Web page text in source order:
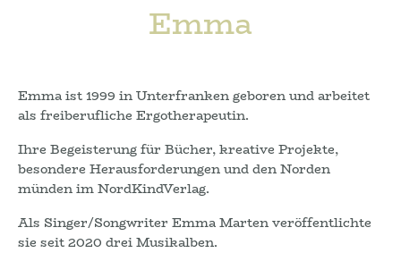
Emma
Emma ist 1999 in Unterfranken geboren und arbeitet
als freiberufliche Ergotherapeutin.
Ihre Begeisterung für Bücher, kreative Projekte,
besondere Herausforderungen und den Norden
münden im NordKindVerlag.
Als Singer/Songwriter Emma Marten veröffentlichte
sie seit 2020 drei Musikalben.